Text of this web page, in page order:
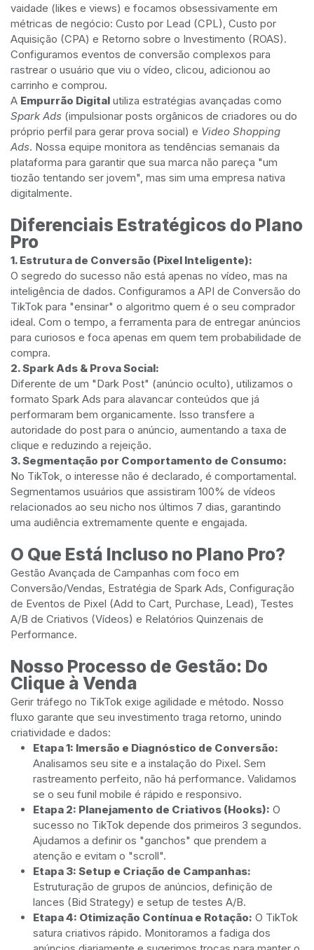
vaidade (likes e views) e focamos obsessivamente em
métricas de negócio: Custo por Lead (CPL), Custo por
Aquisição (CPA) e Retorno sobre o Investimento (ROAS).
Configuramos eventos de conversão complexos para
rastrear o usuário que viu o vídeo, clicou, adicionou ao
carrinho e comprou.
A Empurrão Digital utiliza estratégias avançadas como
Spark Ads (impulsionar posts orgânicos de criadores ou do
próprio perfil para gerar prova social) e Video Shopping
Ads. Nossa equipe monitora as tendências semanais da
plataforma para garantir que sua marca não pareça "um
tiozão tentando ser jovem", mas sim uma empresa nativa
digitalmente.
Diferenciais Estratégicos do Plano
Pro
1. Estrutura de Conversão (Pixel Inteligente):
O segredo do sucesso não está apenas no vídeo, mas na
inteligência de dados. Configuramos a API de Conversão do
TikTok para "ensinar" o algoritmo quem é o seu comprador
ideal. Com o tempo, a ferramenta para de entregar anúncios
para curiosos e foca apenas em quem tem probabilidade de
compra.
2. Spark Ads & Prova Social:
Diferente de um "Dark Post" (anúncio oculto), utilizamos o
formato Spark Ads para alavancar conteúdos que já
performaram bem organicamente. Isso transfere a
autoridade do post para o anúncio, aumentando a taxa de
clique e reduzindo a rejeição.
3. Segmentação por Comportamento de Consumo:
No TikTok, o interesse não é declarado, é comportamental.
Segmentamos usuários que assistiram 100% de vídeos
relacionados ao seu nicho nos últimos 7 dias, garantindo
uma audiência extremamente quente e engajada.
O Que Está Incluso no Plano Pro?
Gestão Avançada de Campanhas com foco em
Conversão/Vendas, Estratégia de Spark Ads, Configuração
de Eventos de Pixel (Add to Cart, Purchase, Lead), Testes
A/B de Criativos (Vídeos) e Relatórios Quinzenais de
Performance.
Nosso Processo de Gestão: Do
Clique à Venda
Gerir tráfego no TikTok exige agilidade e método. Nosso
fluxo garante que seu investimento traga retorno, unindo
criatividade e dados:
Etapa 1: Imersão e Diagnóstico de Conversão:
Analisamos seu site e a instalação do Pixel. Sem
rastreamento perfeito, não há performance. Validamos
se o seu funil mobile é rápido e responsivo.
Etapa 2: Planejamento de Criativos (Hooks): O
sucesso no TikTok depende dos primeiros 3 segundos.
Ajudamos a definir os "ganchos" que prendem a
atenção e evitam o "scroll".
Etapa 3: Setup e Criação de Campanhas:
Estruturação de grupos de anúncios, definição de
lances (Bid Strategy) e setup de testes A/B.
Etapa 4: Otimização Contínua e Rotação: O TikTok
satura criativos rápido. Monitoramos a fadiga dos